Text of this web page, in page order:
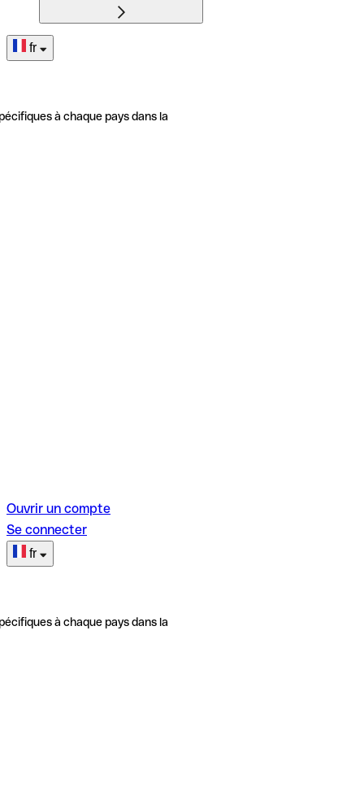
fr
à chaque pays dans la
Ouvrir un compte
Se connecter
fr
à chaque pays dans la